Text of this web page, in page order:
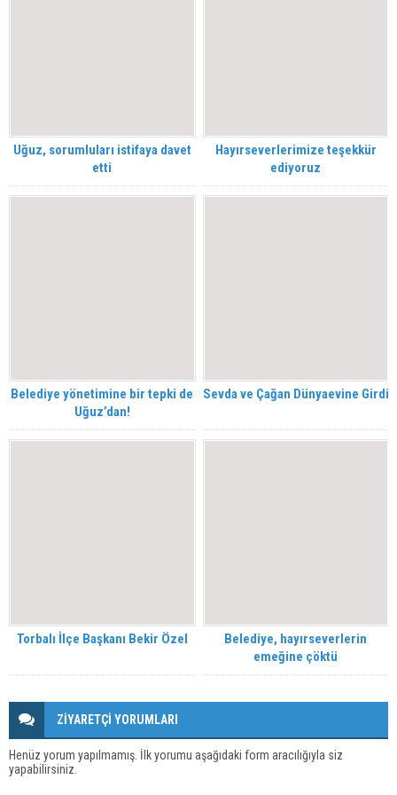
Uğuz, sorumluları istifaya davet
etti
Hayırseverlerimize teşekkür
ediyoruz
Belediye yönetimine bir tepki de
Uğuz’dan!
Sevda ve Çağan Dünyaevine Girdi
Torbalı İlçe Başkanı Bekir Özel
Belediye, hayırseverlerin
emeğine çöktü
ZİYARETÇİ YORUMLARI
Henüz yorum yapılmamış. İlk yorumu aşağıdaki form aracılığıyla siz
yapabilirsiniz.